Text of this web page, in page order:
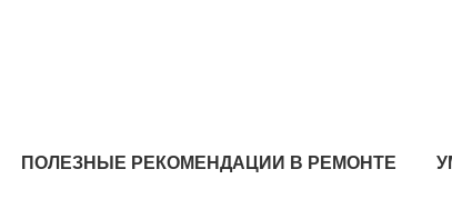
ПОЛЕЗНЫЕ РЕКОМЕНДАЦИИ В РЕМОНТЕ